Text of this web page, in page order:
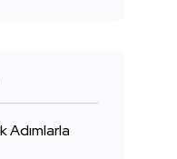
Adımlarla